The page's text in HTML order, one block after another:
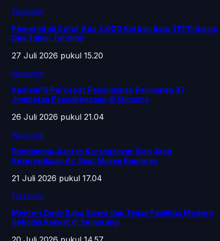
Nasional
Pemerintah Catat Ada 3.000 Korban Baru TPPO dalam
Dua Tahun Terakhir
27 Juli 2026 pukul 15.20
Nasional
KemenPU Percepat Penanganan Permanen 47
Jembatan Pascabencana di Sumatra
26 Juli 2026 pukul 21.04
Nasional
Bendungan Jlantah Karanganyar Siap Jaga
Ketersediaan Air Saat Musim Kemarau
21 Juli 2026 pukul 17.04
Nasional
Menteri Dody Sapa Siswa dan Tinjau Fasilitas Modern
Sekolah Rakyat di Semarang